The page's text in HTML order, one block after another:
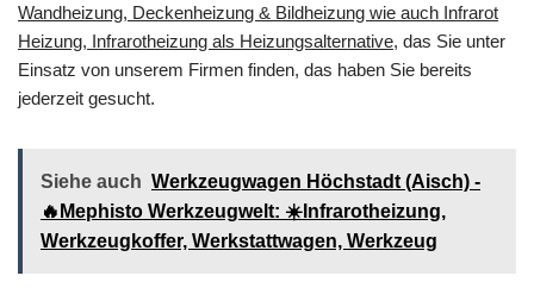
Wandheizung, Deckenheizung & Bildheizung wie auch Infrarot
Heizung, Infrarotheizung als Heizungsalternative, das Sie unter
Einsatz von unserem Firmen finden, das haben Sie bereits
jederzeit gesucht.
Siehe auch Werkzeugwagen Höchstadt (Aisch) -
🔥Mephisto Werkzeugwelt: ☀️Infrarotheizung,
Werkzeugkoffer, Werkstattwagen, Werkzeug